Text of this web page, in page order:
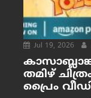
Jul 19, 2026
തമിഴ്
പ്രൈം